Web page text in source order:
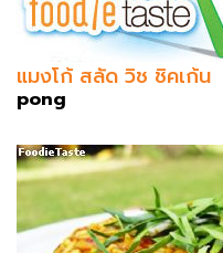
แมงโก้ สลัด วิช ชิคเก้น
pong